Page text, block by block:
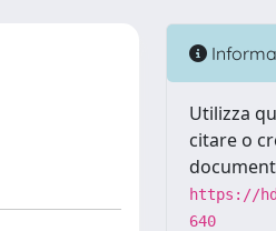
Utilizza
citare o
https://
640